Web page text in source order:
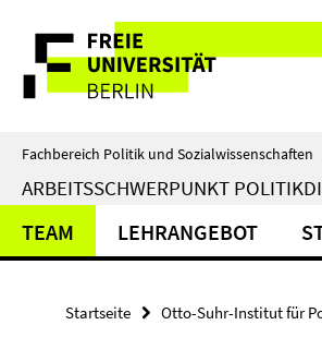
direkt
Inhalt
Service-
Navigation
Fachbereich Politik und Sozialwissenschaften
ARBEITSSCHWERPUNKT
TEAM LEHRANGEBOT
Startseite Otto-Suhr-Institut für